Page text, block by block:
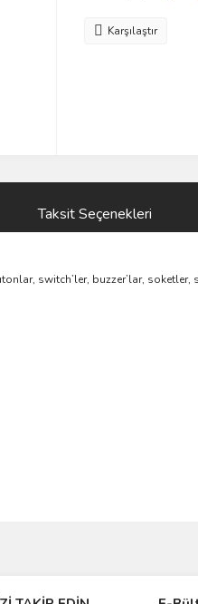
Karşılaştır
Taksit Seçenekleri
switch’ler, buzzer’lar,